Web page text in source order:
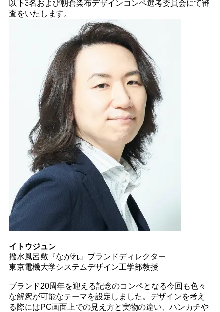
以下3名および朝倉染布デザインコンペ選考委員会にて審
査をいたします。
イトウジュン
撥水風呂敷『ながれ』ブランドディレクター
東京電機大学システムデザイン工学部教授
ブランド20周年を迎える記念のコンペとなる今回も色々
な解釈が可能なテーマを設定しました。デザインを考え
る際にはPC画面上での見え方と実物の違い、ハンカチや